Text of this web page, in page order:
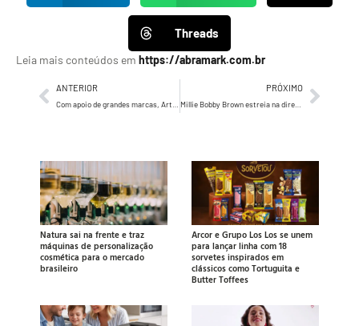
Threads
Leia mais conteúdos em https://abramark.com.br
ANTERIOR PRÓXIMO
Millie Bobby Brown estreia na direção de seu curta-metragem com Galaxy S22 Ultra 5G
Natura sai na frente e traz
máquinas de personalização
cosmética para o mercado
brasileiro
Arcor e Grupo Los Los se unem
para lançar linha com 18
sorvetes inspirados em
clássicos como Tortuguita e
Butter Toffees